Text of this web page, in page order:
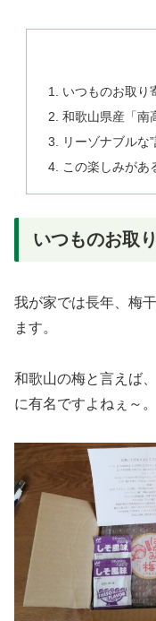
いつものお取り
和歌山県産「南
リーゾナブルな
この楽しみがあ
いつものお取
我が家では長年、梅
ます。
和歌山の梅と言えば
に有名ですよねぇ～